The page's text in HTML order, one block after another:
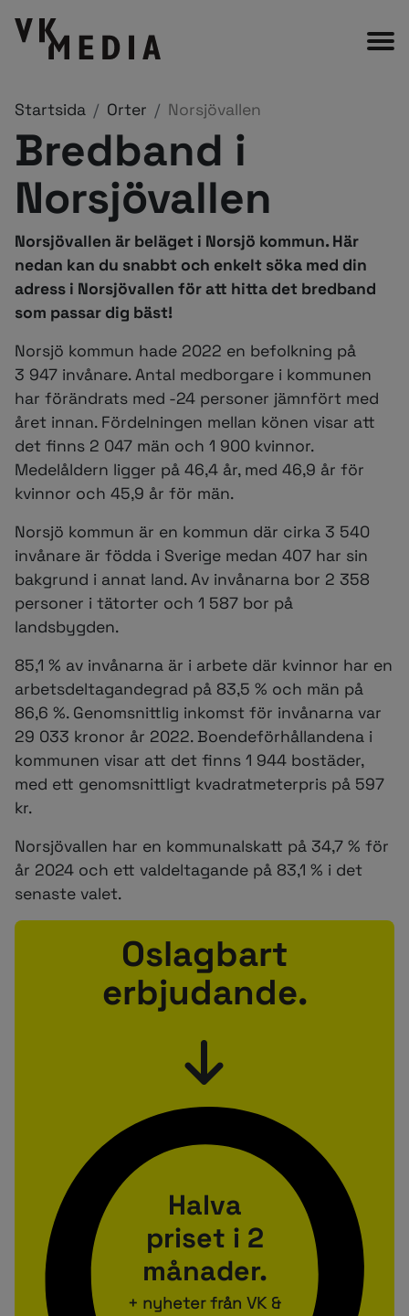
Startsida Orter Norsjövallen
Bredband i
Norsjövallen
Norsjövallen är beläget i Norsjö kommun. Här
nedan kan du snabbt och enkelt söka med din
adress i Norsjövallen för att hitta det bredband
som passar dig bäst!
Norsjö kommun hade 2022 en befolkning på
3 947 invånare. Antal medborgare i kommunen
har förändrats med -24 personer jämnfört med
året innan. Fördelningen mellan könen visar att
det finns 2 047 män och 1 900 kvinnor.
Medelåldern ligger på 46,4 år, med 46,9 år för
kvinnor och 45,9 år för män.
Norsjö kommun är en kommun där cirka 3 540
invånare är födda i Sverige medan 407 har sin
bakgrund i annat land. Av invånarna bor 2 358
personer i tätorter och 1 587 bor på
landsbygden.
85,1 % av invånarna är i arbete där kvinnor har en
arbetsdeltagandegrad på 83,5 % och män på
86,6 %. Genomsnittlig inkomst för invånarna var
29 033 kronor år 2022. Boendeförhållandena i
kommunen visar att det finns 1 944 bostäder,
med ett genomsnittligt kvadratmeterpris på 597
kr.
Norsjövallen har en kommunalskatt på 34,7 % för
år 2024 och ett valdeltagande på 83,1 % i det
senaste valet.
Oslagbart
erbjudande.
Halva
priset i 2
månader.
+ nyheter från VK &